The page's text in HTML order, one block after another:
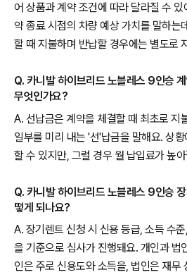
어 상품과 계약 조건에 따라 달라질 수
약 종료 시점의 차량 예상 가치를 말하는
할 때 지불하며 반납할 경우에는 별도로
Q. 카니발 하이브리드 노블레스 9인승
무엇인가요?
A. 선납금은 계약을 체결할 때 최초로 지
일부를 미리 내는 '선'납금을 말해요. 상
할 수 있지만, 그럴 경우 월 납입료가 높
Q. 카니발 하이브리드 노블레스 9인승
떻게 되나요?
A. 장기렌트 신청 시 신용 등급, 소득 수
을 기준으로 심사가 진행돼요. 개인과 법
인은 주로 신용도와 소득을, 법인은 재무